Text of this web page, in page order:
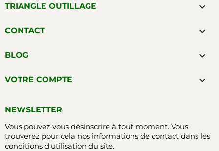
TRIANGLE OUTILLAGE 
CONTACT 
BLOG 
VOTRE COMPTE 
NEWSLETTER
Vous pouvez vous désinscrire à tout moment. Vous
trouverez pour cela nos informations de contact dans les
conditions d'utilisation du site.